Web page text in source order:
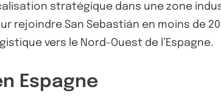
stratégique dans une zone
rejoindre San Sebastián en moins de
vers le Nord-Ouest de l’Espagne.
Espagne